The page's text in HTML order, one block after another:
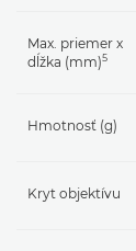
Max. priemer x
dĺžka (mm)5
Hmotnosť (g)
Kryt objektívu